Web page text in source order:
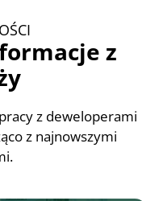
z
z deweloperami
z najnowszymi